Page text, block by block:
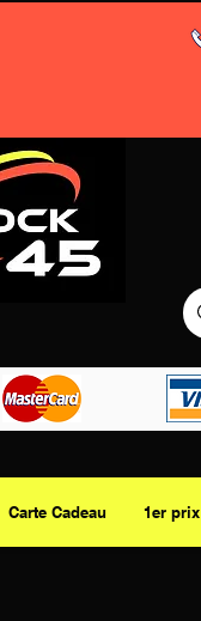
Carte Cadeau 1er prix